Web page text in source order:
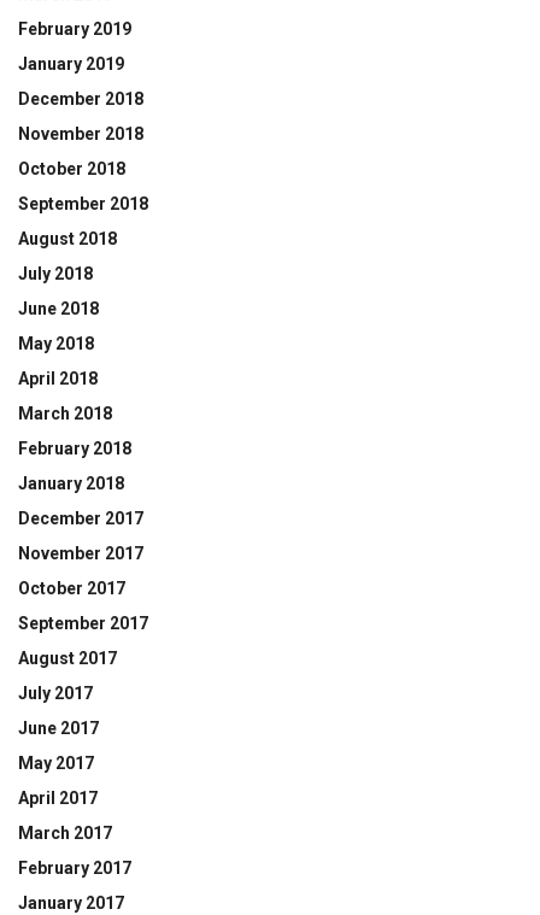
February 2019
January 2019
December 2018
November 2018
October 2018
September 2018
August 2018
July 2018
June 2018
May 2018
April 2018
March 2018
February 2018
January 2018
December 2017
November 2017
October 2017
September 2017
August 2017
July 2017
June 2017
May 2017
April 2017
March 2017
February 2017
January 2017